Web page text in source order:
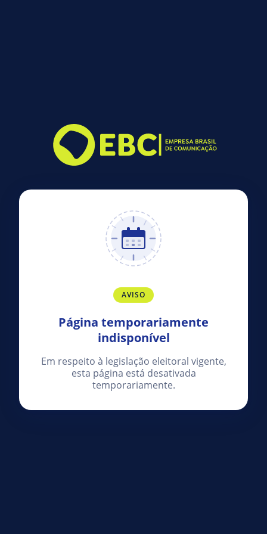
AVISO
Página temporariamente
indisponível
Em respeito à legislação eleitoral vigente,
esta página está desativada
temporariamente.